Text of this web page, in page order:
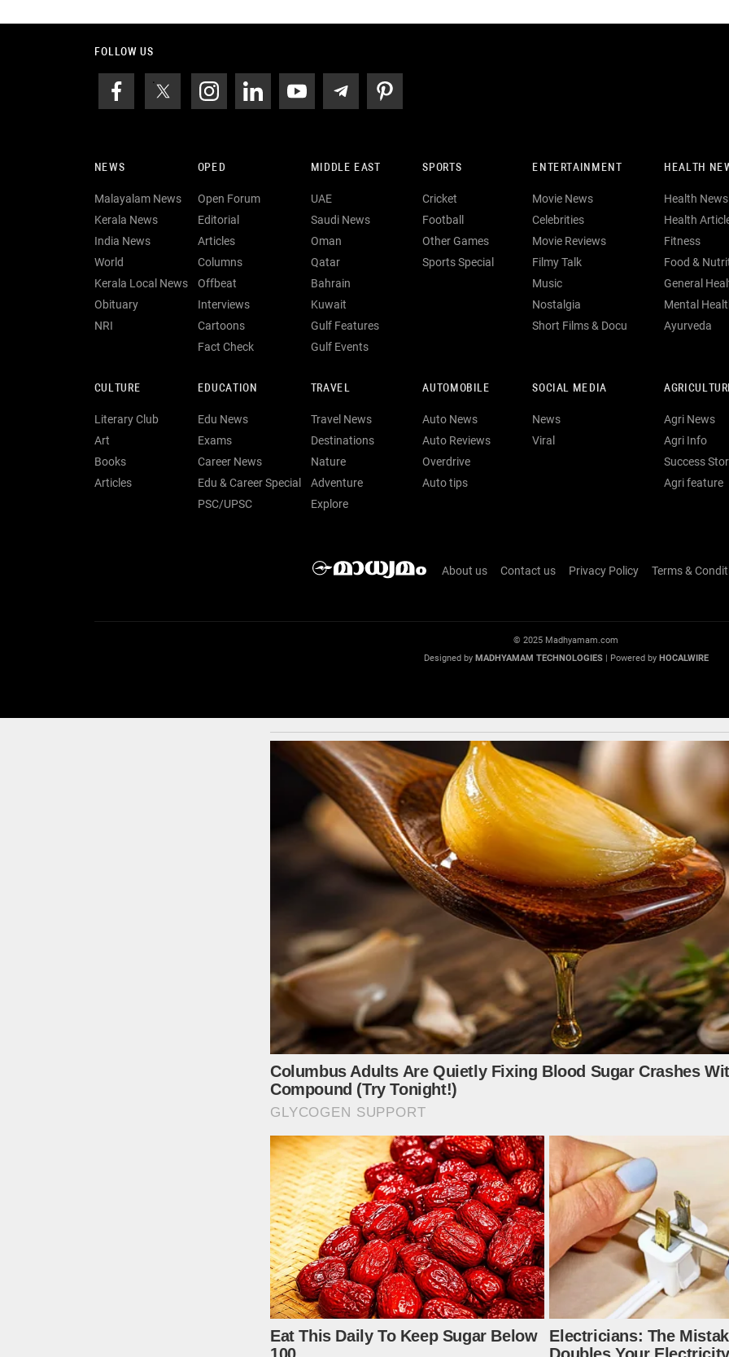
FOLLOW US
NEWS
Malayalam News
Kerala News
India News
World
Kerala Local News
Obituary
NRI
OPED
Open Forum
Editorial
Articles
Columns
Offbeat
Interviews
Cartoons
Fact Check
MIDDLE EAST
UAE
Saudi News
Oman
Qatar
Bahrain
Kuwait
Gulf Features
Gulf Events
SPORTS
Cricket
Football
Other Games
Sports Special
ENTERTAINMENT
Movie News
Celebrities
Movie Reviews
Filmy Talk
Music
Nostalgia
Short Films & Docu
HEALTH
Health News
Health
Fitness
Food &
General
Mental
Ayurveda
CULTURE
Literary Club
Art
Books
Articles
EDUCATION
Edu News
Exams
Career News
Edu & Career Special
PSC/UPSC
TRAVEL
Travel News
Destinations
Nature
Adventure
Explore
AUTOMOBILE
Auto News
Auto Reviews
Overdrive
Auto tips
SOCIAL MEDIA
News
Viral
Agri News
Agri Info
Success
Agri feature
About us Contact us Privacy Policy Terms &
© 2025 Madhyamam.com
Designed by MADHYAMAM TECHNOLOGIES| Powered by HOCALWIRE